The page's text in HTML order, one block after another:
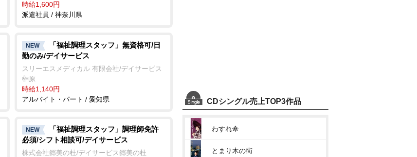
時給1,600円
派遣社員 / 神奈川県
NEW
「福祉調理スタッフ」無資格可/日
勤のみ/デイサービス
スリーエスメディカル 有限会社/デイサービス
榊原
時給1,140円
アルバイト・パート / 愛知県
NEW
「福祉調理スタッフ」調理師免許
必須/シフト相談可/デイサービス
株式会社郷美の杜/デイサービス郷美の杜
CDシングル売上TOP3作品
わすれ傘
とまり木の街